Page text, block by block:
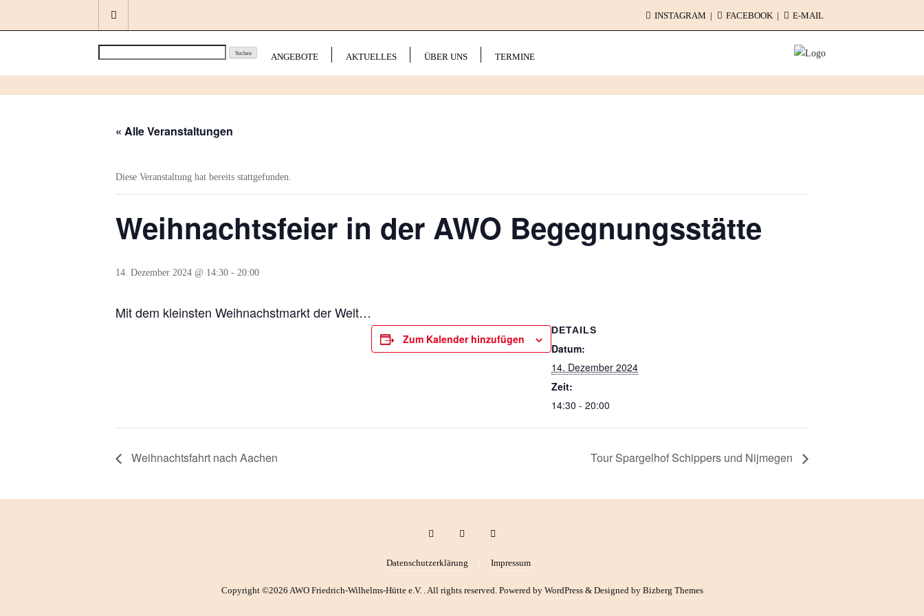
INSTAGRAM FACEBOOK E-MAIL
ANGEBOTE AKTUELLES ÜBER UNS TERMINE
« Alle Veranstaltungen
Diese Veranstaltung hat bereits stattgefunden.
Weihnachtsfeier in der AWO Begegnungsstätte
14. Dezember 2024 @ 14:30 - 20:00
Mit dem kleinsten Weihnachstmarkt der Welt…
Zum Kalender hinzufügen
DETAILS
Datum:
14. Dezember 2024
Zeit:
14:30 - 20:00
Weihnachtsfahrt nach Aachen Tour Spargelhof Schippers und Nijmegen
Datenschutzerklärung Impressum
Copyright ©2026 AWO Friedrich-Wilhelms-Hütte e.V. . All rights reserved. Powered by WordPress & Designed by Bizberg Themes